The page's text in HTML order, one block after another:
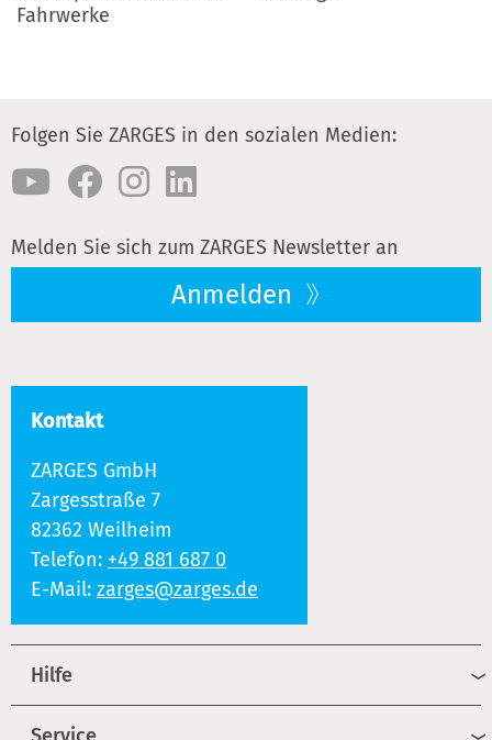
Fahrwerke
Folgen Sie ZARGES in den sozialen Medien:
Melden Sie sich zum ZARGES Newsletter an
Anmelden
Kontakt
ZARGES GmbH
Zargesstraße 7
82362 Weilheim
Telefon: +49 881 687 0
E-Mail: zarges@zarges.de
Hilfe